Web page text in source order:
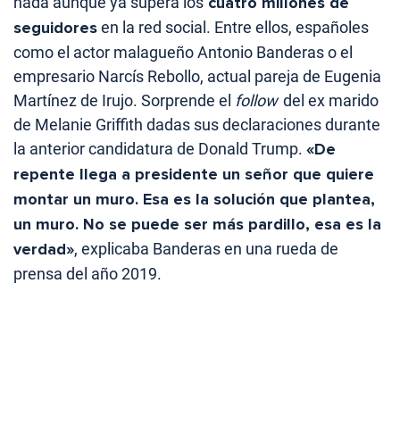
seguidoresen la red social. Entre ellos, españoles
como el actor malagueño Antonio Banderas o el
empresario Narcís Rebollo, actual pareja de Eugenia
Martínez de Irujo. Sorprende el followdel ex marido
de Melanie Griffith dadas sus declaraciones durante
la anterior candidatura de Donald Trump. «De
repente llega a presidente un señor que quiere
montar un muro. Esa es la solución que plantea,
un muro. No se puede ser más pardillo, esa es la
verdad», explicaba Banderas en una rueda de
prensa del año 2019.